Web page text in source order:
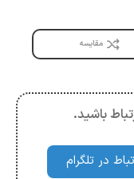
مقایسه
باشید.
در تلگرام